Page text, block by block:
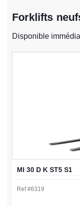
Forklifts
Disponible
MI 30 D K ST5 S1
Ref #6319